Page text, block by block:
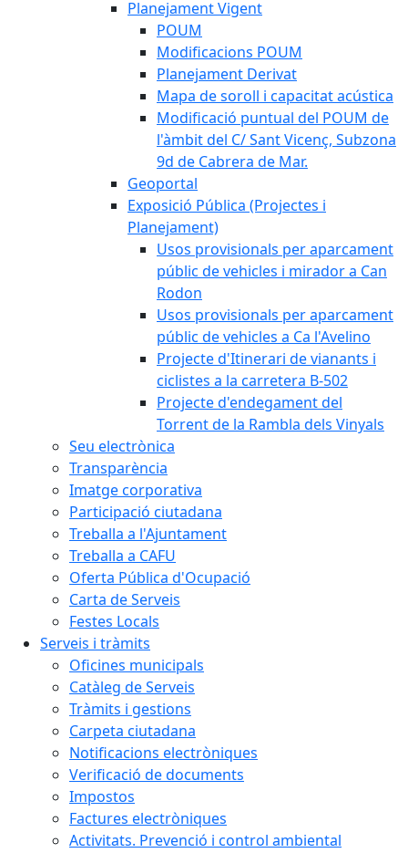
Planejament Vigent
POUM
Modificacions POUM
Planejament Derivat
Mapa de soroll i capacitat acústica
Modificació puntual del POUM de
l'àmbit del C/ Sant Vicenç, Subzona
9d de Cabrera de Mar.
Geoportal
Exposició Pública (Projectes i
Planejament)
Usos provisionals per aparcament
públic de vehicles i mirador a Can
Rodon
Usos provisionals per aparcament
públic de vehicles a Ca l'Avelino
Projecte d'Itinerari de vianants i
ciclistes a la carretera B-502
Projecte d'endegament del
Torrent de la Rambla dels Vinyals
Seu electrònica
Transparència
Imatge corporativa
Participació ciutadana
Treballa a l'Ajuntament
Treballa a CAFU
Oferta Pública d'Ocupació
Carta de Serveis
Festes Locals
Serveis i tràmits
Oficines municipals
Catàleg de Serveis
Tràmits i gestions
Carpeta ciutadana
Notificacions electròniques
Verificació de documents
Impostos
Factures electròniques
Activitats. Prevenció i control ambiental